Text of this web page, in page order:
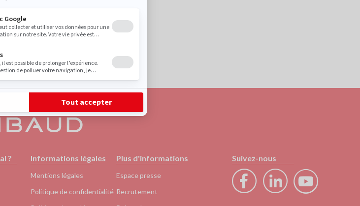
? Informations légales
Mentions légales
Politique de confidentialité
Plus d'informations
Espace presse
Recrutement
Suivez-nous